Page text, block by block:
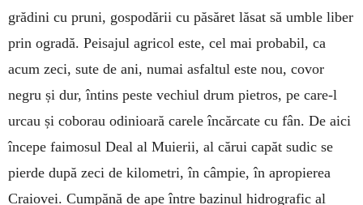
grădini cu pruni, gospodării cu păsăret lăsat să umble liber
prin ogradă. Peisajul agricol este, cel mai probabil, ca
acum zeci, sute de ani, numai asfaltul este nou, covor
negru și dur, întins peste vechiul drum pietros, pe care-l
urcau și coborau odinioară carele încărcate cu fân. De aici
începe faimosul Deal al Muierii, al cărui capăt sudic se
pierde după zeci de kilometri, în câmpie, în apropierea
Craiovei. Cumpănă de ape între bazinul hidrografic al